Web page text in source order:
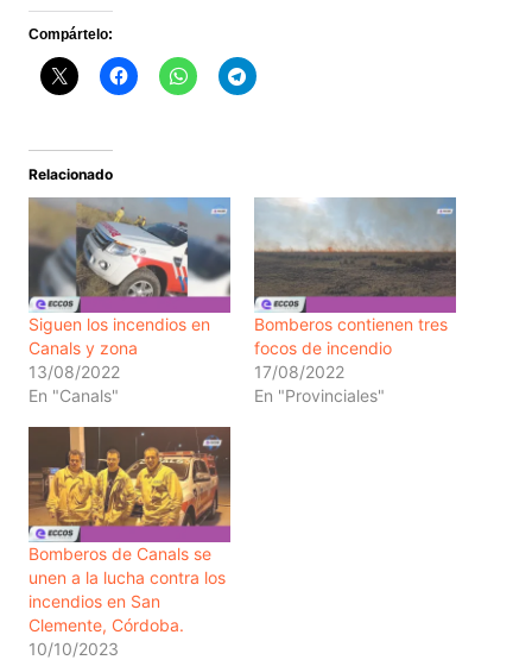
Compártelo:
Relacionado
Siguen los incendios en
Canals y zona
13/08/2022
En "Canals"
Bomberos contienen tres
focos de incendio
17/08/2022
En "Provinciales"
Bomberos de Canals se
unen a la lucha contra los
incendios en San
Clemente, Córdoba.
10/10/2023